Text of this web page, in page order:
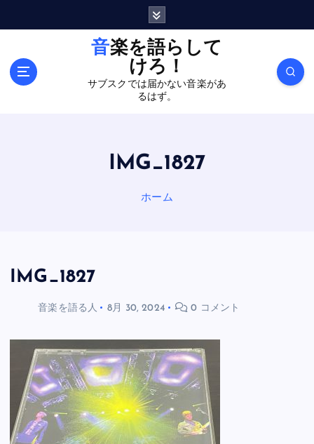
音楽を語らして
けろ！
サブスクでは届かない音楽があ
るはず。
IMG_1827
ホーム
IMG_1827
音楽を語る人 8月 30, 2024 0 コメント